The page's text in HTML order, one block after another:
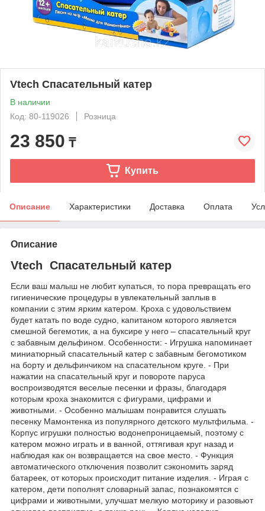
Vtech Спасательный катер
В наличии
Код: 80-119026
Розница
23 850 ₸
Купить
Описание Характеристики Доставка Оплата
Описание
Vtech Спасательный катер
Если ваш малыш не любит купаться, то пора превращать его
гигиенические процедуры в увлекательный заплыв в
компании с этим ярким катером. Кроха с удовольствием
будет катать по воде судно, капитаном которого является
смешной бегемотик, а на буксире у него – спасательный круг
с забавным дельфином. Особенности: - Игрушка напоминает
миниатюрный спасательный катер с забавным бегомотиком
на борту и дельфинчиком на спасательном круге. - При
нажатии на спасательный круг и повороте паруса
воспроизводятся веселые песенки и фразы, благодаря
которым кроха знакомится с фигурами, цифрами и
животными. - Особенно малышам понравится слушать
песенку Мамонтенка из популярного детского мультфильма. -
Корпус игрушки полностью водонепроницаемый, поэтому с
катером можно играть и в ванной, оттягивая круг назад и
наблюдая как он возвращается на свое место. - Функция
автоматического отключения позволит сэкономить заряд
батареек, от которых происходит питание изделия. - Играя с
катером, дети пополнят словарный запас, познакомятся с
цифрами и животными, улучшат мелкую моторику и разовьют